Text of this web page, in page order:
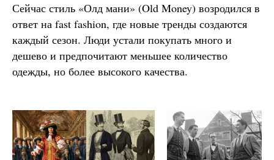
Сейчас стиль «Олд мани» (Old Money) возродился в
ответ на fast fashion, где новые тренды создаются
каждый сезон. Люди устали покупать много и
дешево и предпочитают меньшее количество
одежды, но более высокого качества.